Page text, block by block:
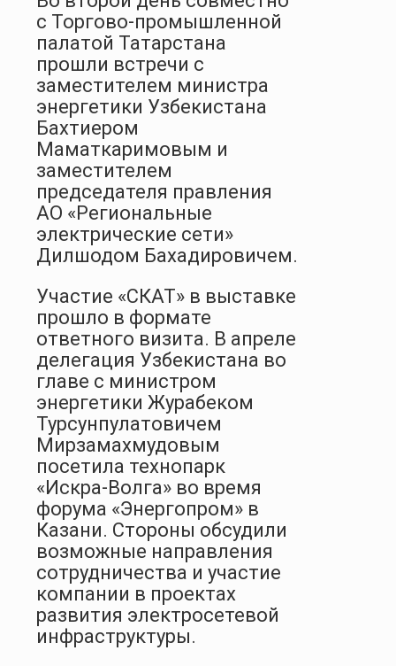
с Торгово-промышленной
палатой Татарстана
прошли встречи с
заместителем министра
энергетики Узбекистана
Бахтиером
Маматкаримовым и
заместителем
председателя правления
АО «Региональные
электрические сети»
Дилшодом Бахадировичем.
Участие «СКАТ» в выставке
прошло в формате
ответного визита. В апреле
делегация Узбекистана во
главе с министром
энергетики Журабеком
Турсунпулатовичем
Мирзамахмудовым
посетила технопарк
«Искра-Волга» во время
форума «Энергопром» в
Казани. Стороны обсудили
возможные направления
сотрудничества и участие
компании в проектах
развития электросетевой
инфраструктуры.